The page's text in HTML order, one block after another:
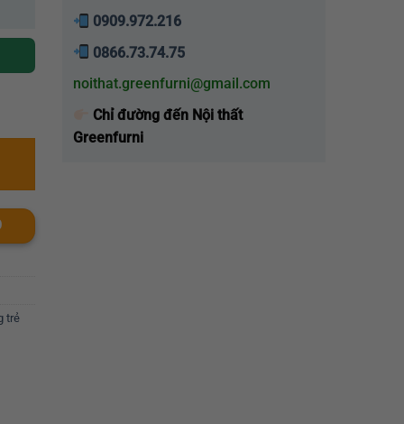
0909.972.216
0866.73.74.75
noithat.greenfurni@gmail.com
Chỉ đường đến Nội thất
Greenfurni
trẻ